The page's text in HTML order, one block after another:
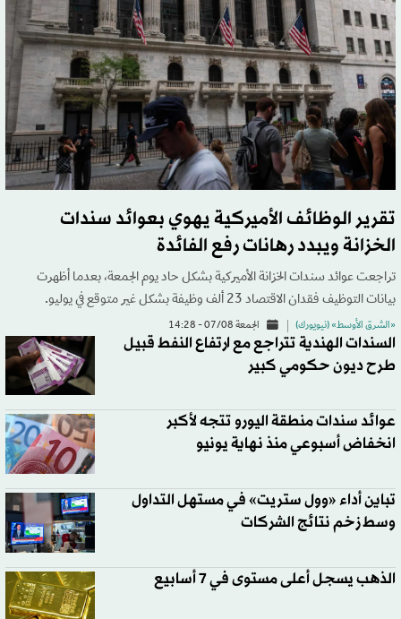
تقرير الوظائف الأميركية يهوي بعوائد سندات
الخزانة ويبدد رهانات رفع الفائدة
تراجعت عوائد سندات الخزانة الأميركية بشكل حاد يوم الجمعة، بعدما أظهرت
بيانات التوظيف فقدان الاقتصاد 23 ألف وظيفة بشكل غير متوقع في يوليو.
«الشرق الأوسط» (نيويورك) الجمعة 07/08 - 14:28
السندات الهندية تتراجع مع ارتفاع النفط قبيل
طرح ديون حكومي كبير
عوائد سندات منطقة اليورو تتجه لأكبر
انخفاض أسبوعي منذ نهاية يونيو
تباين أداء «وول ستريت» في مستهل التداول
وسط زخم نتائج الشركات
الذهب يسجل أعلى مستوى في 7 أسابيع